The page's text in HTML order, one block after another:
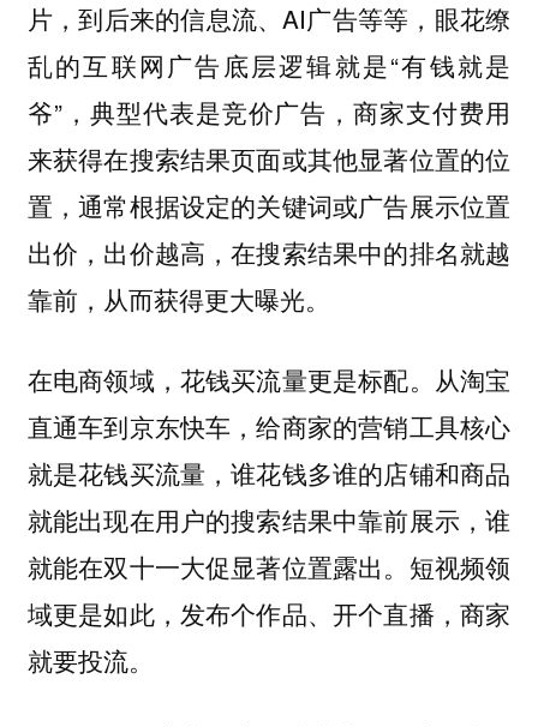
片，到后来的信息流、AI广告等等，眼花缭
乱的互联网广告底层逻辑就是“有钱就是
爷”，典型代表是竞价广告，商家支付费用
来获得在搜索结果页面或其他显著位置的位
置，通常根据设定的关键词或广告展示位置
出价，出价越高，在搜索结果中的排名就越
靠前，从而获得更大曝光。
在电商领域，花钱买流量更是标配。从淘宝
直通车到京东快车，给商家的营销工具核心
就是花钱买流量，谁花钱多谁的店铺和商品
就能出现在用户的搜索结果中靠前展示，谁
就能在双十一大促显著位置露出。短视频领
域更是如此，发布个作品、开个直播，商家
就要投流。